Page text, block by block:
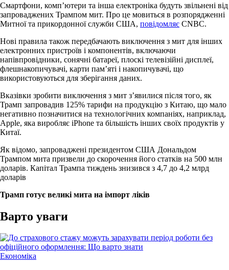
Смартфони, комп’ютери та інша електроніка будуть звільнені від
запроваджених Трампом мит. Про це мовиться в розпорядженні
Митної та прикордонної служби США, повідомляє CNBC.
Нові правила також передбачають виключення з мит для інших
електронних пристроїв і компонентів, включаючи
напівпровідники, сонячні батареї, плоскі телевізійні дисплеї,
флешнакопичувачі, карти пам’яті і накопичувачі, що
використовуються для зберігання даних.
Вказівки зробити виключення з мит з’явилися після того, як
Трамп запровадив 125% тарифи на продукцію з Китаю, що мало
негативно позначитися на технологічних компаніях, наприклад,
Apple, яка виробляє iPhone та більшість інших своїх продуктів у
Китаї.
Як відомо, запроваджені президентом США Дональдом
Трампом мита призвели до скорочення його статків на 500 млн
доларів. Капітал Трампа тиждень знизився з 4,7 до 4,2 млрд
доларів
Трамп готує великі мита на імпорт ліків
Варто уваги
Опублікувати
Економіка